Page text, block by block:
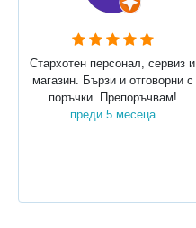
Стархотен персонал, сервиз и
магазин. Бързи и отговорни с
поръчки. Препоръчвам!
преди 5 месеца